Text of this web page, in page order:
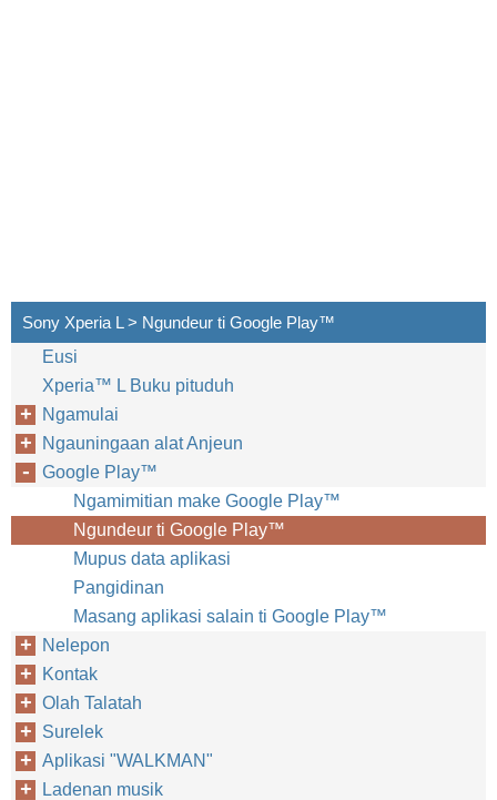
Sony Xperia L > Ngundeur ti Google Play™‎
Eusi
Xperia™‎ L Buku pituduh
Ngamulai
Ngauningaan alat Anjeun
Google Play™‎
Ngamimitian make Google Play™‎
Ngundeur ti Google Play™‎
Mupus data aplikasi
Pangidinan
Masang aplikasi salain ti Google Play™‎
Nelepon
Kontak
Olah Talatah
Surelek
Aplikasi "WALKMAN"
Ladenan musik